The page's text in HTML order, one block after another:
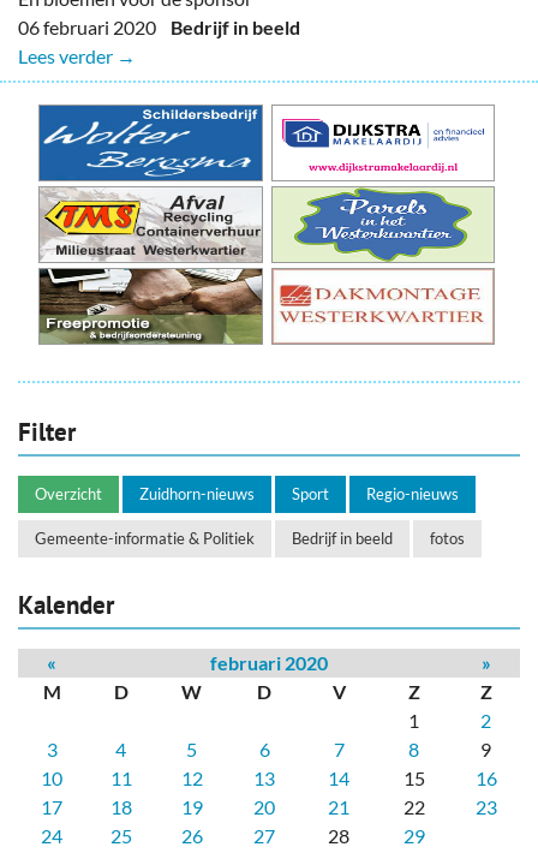
06 februari 2020 Bedrijf in beeld
Lees verder →
Filter
Overzicht Zuidhorn-nieuws Sport Regio-nieuws
Gemeente-informatie & Politiek Bedrijf in beeld fotos
Kalender
« februari 2020
»
M
D W D V Z
Z
1
2
3
4 5 6 7 8
9
10
11 12 13 14 15
16
17
18 19 20 21 22
23
24
25 26 27 28 29